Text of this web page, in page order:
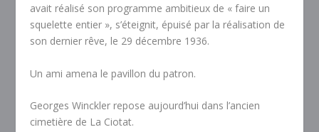
avait réalisé son programme ambitieux de « faire un
squelette entier », s’éteignit, épuisé par la réalisation de
son dernier rêve, le 29 décembre 1936.
Un ami amena le pavillon du patron.
Georges Winckler repose aujourd’hui dans l’ancien
cimetière de La Ciotat.